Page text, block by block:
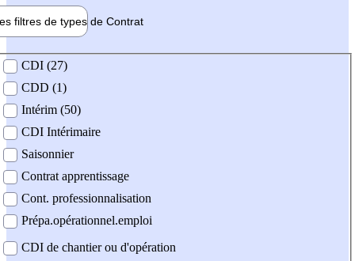
filtres de types de Contrat
contrat
CDI (27)
CDD (1)
Intérim (50)
CDI Intérimaire
Saisonnier
Contrat apprentissage
Cont. professionnalisation
Prépa.opérationnel.emploi
CDI de chantier ou d'opération